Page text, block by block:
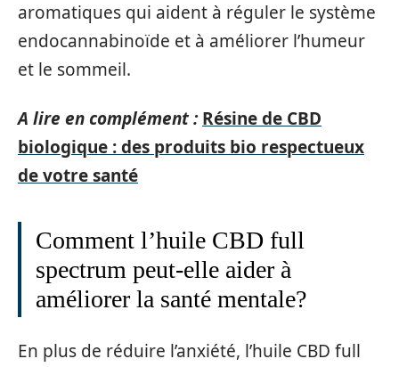
aromatiques qui aident à réguler le système
endocannabinoïde et à améliorer l’humeur
et le sommeil.
A lire en complément : Résine de CBD
biologique : des produits bio respectueux
de votre santé
Comment l’huile CBD full
spectrum peut-elle aider à
améliorer la santé mentale?
En plus de réduire l’anxiété, l’huile CBD full